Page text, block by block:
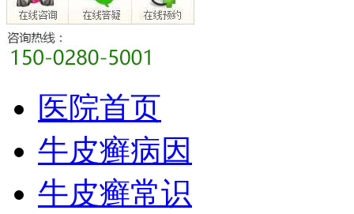
医院首页
牛皮癣病因
牛皮癣常识